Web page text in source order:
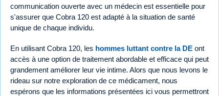
communication ouverte avec un médecin est essentielle pour
s'assurer que Cobra 120 est adapté à la situation de santé
unique de chaque individu.
En utilisant Cobra 120, les hommes luttant contre la DE ont
accès à une option de traitement abordable et efficace qui peut
grandement améliorer leur vie intime. Alors que nous levons le
rideau sur notre exploration de ce médicament, nous
espérons que les informations présentées ici vous permettront